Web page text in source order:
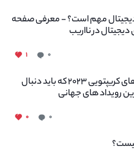
مهم است؟ - معرفی صفحه
در نااریب
۰ ۱
مهم ترین رویداد های کریپتویی ۲۰۲۳ که باید دنبال
رویداد های جهانی
۰ ۰